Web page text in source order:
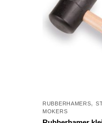
RUBBERHAMERS,
MOKERS